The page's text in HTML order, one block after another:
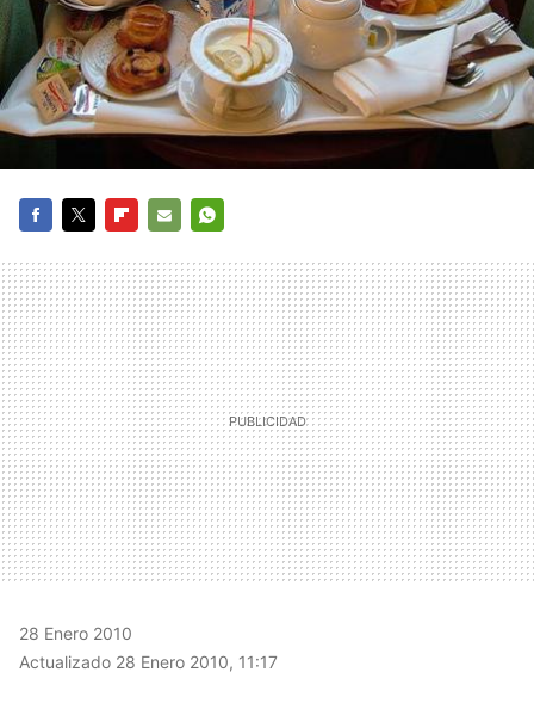
MAIL
28 Enero 2010
Actualizado 28 Enero 2010, 11:17